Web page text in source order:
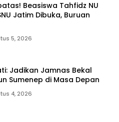
Beasiswa Tahfidz NU
Jatim Dibuka, Buruan
5, 2026
Jadikan Jamnas Bekal
Sumenep di Masa Depan
4, 2026